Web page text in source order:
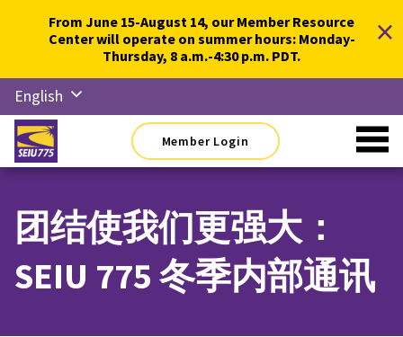
content
From June 15-August 14, our Member Resource
Center will operate on summer hours: Monday-
Thursday, 8 a.m.-4:30 p.m. PDT.
×
English
Русский
Español
文
한국어
Tiếng
Việt
Member Login
团结使我们更强大：
SEIU 775 冬季内部通讯